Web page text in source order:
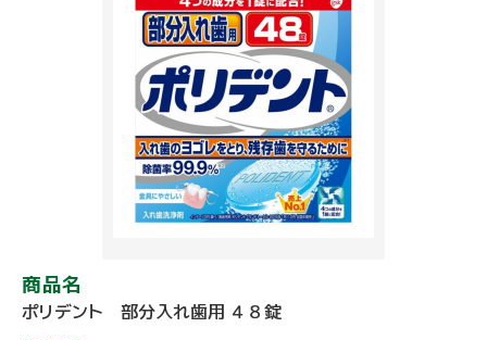
商品名
ポリデント 部分入れ歯用 ４８錠